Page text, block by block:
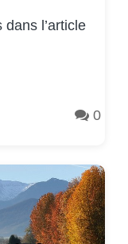
dans l’article
0